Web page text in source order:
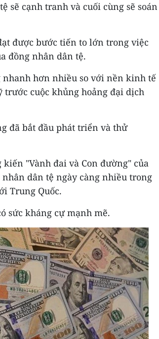
sẽ cạnh tranh và cuối cùng sẽ soán
được bước tiến to lớn trong việc
đồng nhân dân tệ.
hơn nhiều so với nền kinh tế
trước cuộc khủng hoảng đại dịch
đã bắt đầu phát triển và thử
"Vành đai và Con đường" của
dân tệ ngày càng nhiều trong
Trung Quốc.
sức kháng cự mạnh mẽ.